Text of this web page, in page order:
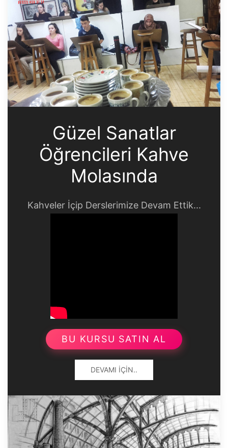
Güzel Sanatlar
Öğrencileri Kahve
Molasında
Kahveler İçip Derslerimize Devam Ettik...
BU KURSU SATIN AL
DEVAMI İÇIN..